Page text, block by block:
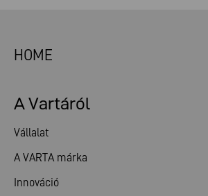
HOME
A Vartáról
Vállalat
A VARTA márka
Innováció